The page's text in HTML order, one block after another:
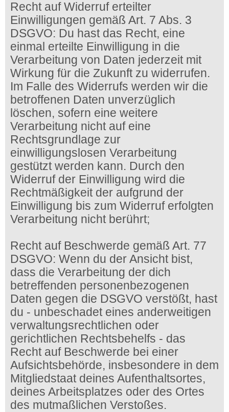
Recht auf Widerruf erteilter
Einwilligungen gemäß Art. 7 Abs. 3
DSGVO: Du hast das Recht, eine
einmal erteilte Einwilligung in die
Verarbeitung von Daten jederzeit mit
Wirkung für die Zukunft zu widerrufen.
Im Falle des Widerrufs werden wir die
betroffenen Daten unverzüglich
löschen, sofern eine weitere
Verarbeitung nicht auf eine
Rechtsgrundlage zur
einwilligungslosen Verarbeitung
gestützt werden kann. Durch den
Widerruf der Einwilligung wird die
Rechtmäßigkeit der aufgrund der
Einwilligung bis zum Widerruf erfolgten
Verarbeitung nicht berührt;
Recht auf Beschwerde gemäß Art. 77
DSGVO: Wenn du der Ansicht bist,
dass die Verarbeitung der dich
betreffenden personenbezogenen
Daten gegen die DSGVO verstößt, hast
du - unbeschadet eines anderweitigen
verwaltungsrechtlichen oder
gerichtlichen Rechtsbehelfs - das
Recht auf Beschwerde bei einer
Aufsichtsbehörde, insbesondere in dem
Mitgliedstaat deines Aufenthaltsortes,
deines Arbeitsplatzes oder des Ortes
des mutmaßlichen Verstoßes.